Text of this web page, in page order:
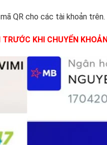
QR cho các tài khoản trên.
KHI CHUYỂN KHOẢN